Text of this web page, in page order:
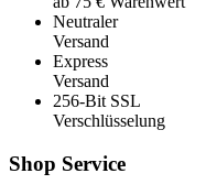
Neutraler
Versand
Express
Versand
256-Bit SSL
Verschlüsselung
Shop Service